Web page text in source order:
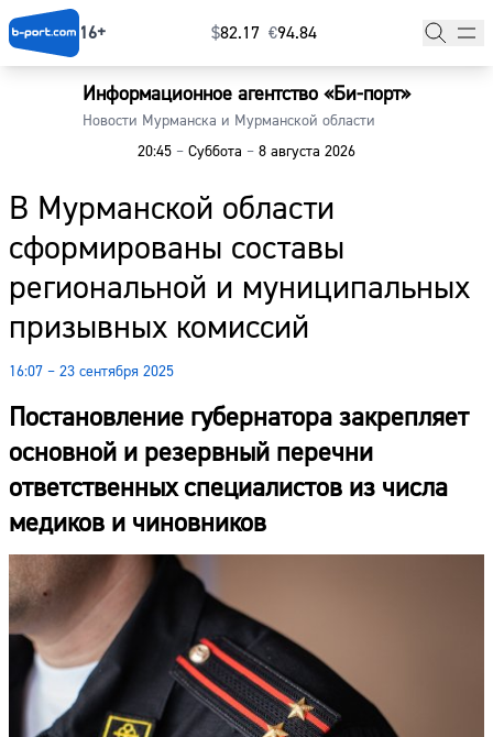
16+ $⁠82.17 €⁠94.84
Информационное агентство «Би-порт»
Новости Мурманска и Мурманской области
20:45 – Суббота – 8 августа 2026
В Мурманской области
сформированы составы
региональной и муниципальных
призывных комиссий
16:07 – 23 сентября 2025
Постановление губернатора закрепляет
основной и резервный перечни
ответственных специалистов из числа
медиков и чиновников
Главная
Наши гости
Фоторепортажи
Погода
Курсы валют